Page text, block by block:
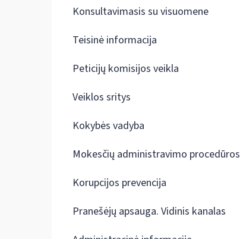
Konsultavimasis su visuomene
Teisinė informacija
Peticijų komisijos veikla
Veiklos sritys
Kokybės vadyba
Mokesčių administravimo procedūros
Korupcijos prevencija
Pranešėjų apsauga. Vidinis kanalas